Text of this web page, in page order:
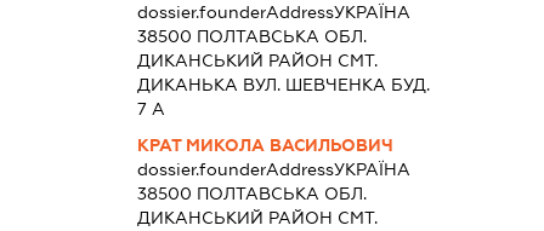
dossier.founderAddressУКРАЇНА
38500 ПОЛТАВСЬКА ОБЛ.
ДИКАНСЬКИЙ РАЙОН СМТ.
ДИКАНЬКА ВУЛ. ШЕВЧЕНКА БУД.
7 А
КРАТ МИКОЛА ВАСИЛЬОВИЧ
dossier.founderAddressУКРАЇНА
38500 ПОЛТАВСЬКА ОБЛ.
ДИКАНСЬКИЙ РАЙОН СМТ.